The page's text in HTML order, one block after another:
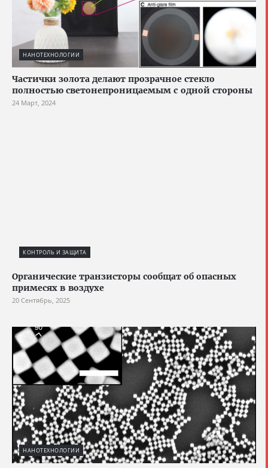
НАНОТЕХНОЛОГИИ
Частички золота делают прозрачное стекло
полностью светонепроницаемым с одной стороны
24 Март, 2024
КОНТРОЛЬ И ЗАЩИТА
Органические транзисторы сообщат об опасных
примесях в воздухе
20 Сентябрь, 2025
НАНОТЕХНОЛОГИИ